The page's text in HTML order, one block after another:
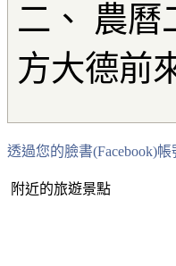
二、 農曆
方大德前
透過您的臉書(Facebook)
附近的旅遊景點